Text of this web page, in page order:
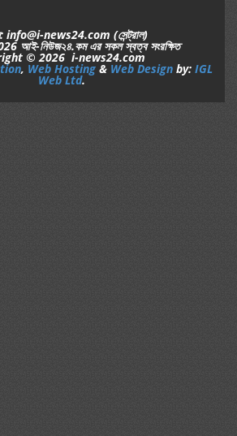
info@i-news24.com (সেন্ট্রাল)
আই-নিউজ২৪.কম এর সকল স্বত্ব সংরক্ষিত
© 2026 i-news24.com
, Web Hosting& Web Designby: IGL
Web Ltd.